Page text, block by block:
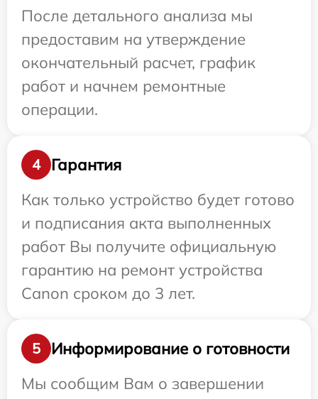
После детального анализа мы
предоставим на утверждение
окончательный расчет, график
работ и начнем ремонтные
операции.
4
Гарантия
Как только устройство будет готово
и подписания акта выполненных
работ Вы получите официальную
гарантию на ремонт устройства
Canon сроком до 3 лет.
5
Информирование о готовности
Мы сообщим Вам о завершении